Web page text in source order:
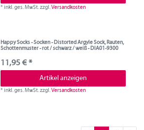
*inkl. ges. MwSt.zzgl.Versandkosten
Happy Socks - Socken - Distorted Argyle Sock, Rauten,
Schottenmuster - rot / schwarz / weiß - DIA01-9300
11,95 € *
Artikel anzeigen
*inkl. ges. MwSt.zzgl.Versandkosten